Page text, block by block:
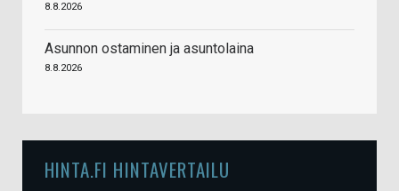
8.8.2026
Asunnon ostaminen ja asuntolaina
8.8.2026
HINTA.FI HINTAVERTAILU